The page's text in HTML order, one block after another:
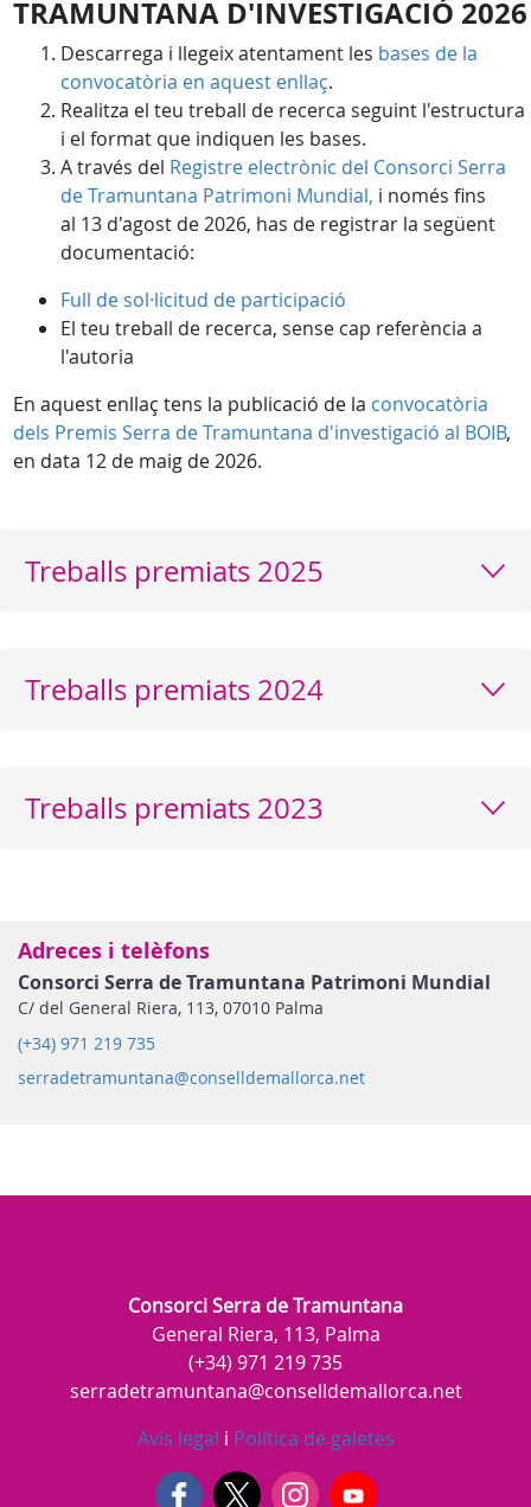
TRAMUNTANA D'INVESTIGACIÓ 2026
Descarrega i llegeix atentament les bases de la
convocatòria en aquest enllaç.
Realitza el teu treball de recerca seguint l'estructura
i el format que indiquen les bases.
A través del Registre electrònic del Consorci Serra
de Tramuntana Patrimoni Mundial, i només fins
al 13 d'agost de 2026, has de registrar la següent
documentació:
Full de sol·licitud de participació
El teu treball de recerca, sense cap referència a
l'autoria
En aquest enllaç tens la publicació de la convocatòria
dels Premis Serra de Tramuntana d'investigació al BOIB,
en data 12 de maig de 2026.
Treballs premiats 2025
Treballs premiats 2024
Treballs premiats 2023
Adreces i telèfons
Consorci Serra de Tramuntana Patrimoni Mundial
C/ del General Riera, 113, 07010 Palma
(+34) 971 219 735
serradetramuntana@conselldemallorca.net
Consorci Serra de Tramuntana
General Riera, 113, Palma
(+34) 971 219 735
serradetramuntana@conselldemallorca.net
Avís legal i Política de galetes